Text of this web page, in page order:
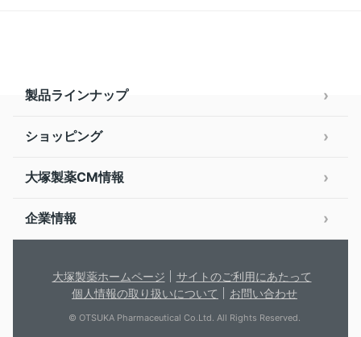
製品ラインナップ
ショッピング
大塚製薬CM情報
企業情報
大塚製薬ホームページ
サイトのご利用にあたって
個人情報の取り扱いについて
お問い合わせ
© OTSUKA Pharmaceutical Co.Ltd. All Rights Reserved.